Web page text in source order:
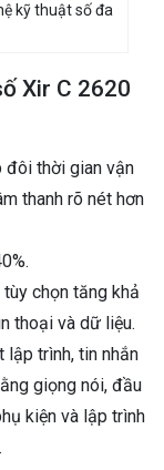
kỹ thuật số đa
Xir C 2620
đôi thời gian vận
thanh rõ nét hơn
chọn tăng khả
thoại và dữ liệu.
lập trình, tin nhắn
giọng nói, đầu
kiện và lập trình